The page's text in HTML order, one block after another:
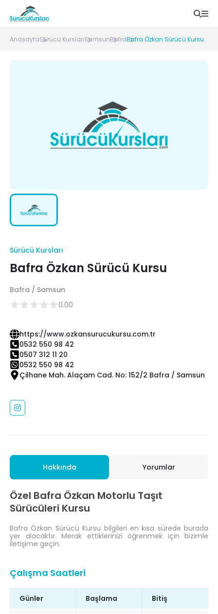
AnasayfaSürücü KurslarıSamsunBafraBafra Özkan Sürücü Kursu
Sürücü Kursları
Bafra Özkan Sürücü Kursu
Bafra / Samsun
0.00
https://www.ozkansurucukursu.com.tr
0532 550 98 42
0507 312 11 20
0532 550 98 42
Çilhane Mah. Alaçam Cad. No: 152/2 Bafra / Samsun
Hakkında Yorumlar
Özel Bafra Özkan Motorlu Taşıt
Sürücüleri Kursu
Bafra Özkan Sürücü Kursu bilgileri en kısa sürede burada
yer alacaktır. Merak ettiklerinizi öğrenmek için bizimle
iletişime geçin.
Çalışma Saatleri
Günler Başlama Bitiş